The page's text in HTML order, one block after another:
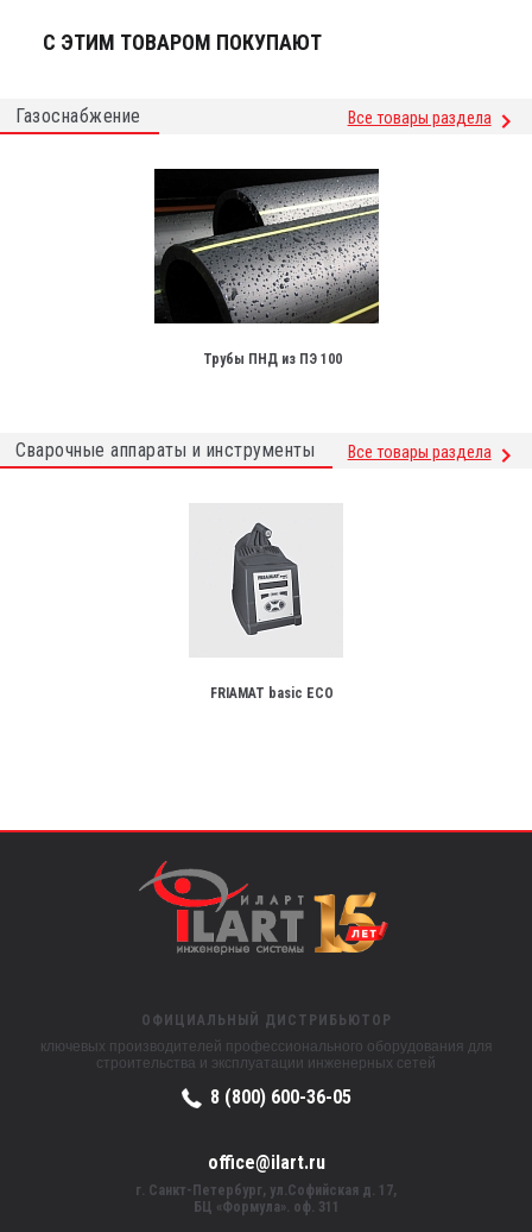
С ЭТИМ ТОВАРОМ ПОКУПАЮТ
Газоснабжение Все товары раздела
Трубы ПНД из ПЭ 100
Сварочные аппараты и инструменты Все товары раздела
FRIAMAT basic ECO
ОФИЦИАЛЬНЫЙ ДИСТРИБЬЮТОР
ключевых производителей профессионального оборудования для
строительства и эксплуатации инженерных сетей
8 (800) 600-36-05
office@ilart.ru
г. Санкт-Петербург, ул.Софийская д. 17,
БЦ «Формула». оф. 311